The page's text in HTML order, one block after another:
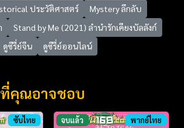
ประวัติศาสตร์
Mystery ลึกลับ
Stand by Me (2021) ลำนำรักเคียงบัลลังก์
ดูซีรี่ย์จีน ดูซีรี่ย์ออนไลน์
คุณอาจชอบ
ซับไทย จบแล้ว พากย์ไทย